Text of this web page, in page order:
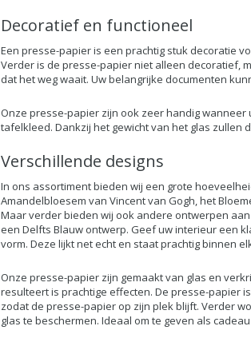
Decoratief en functioneel
Een presse-papier is een prachtig stuk decoratie
Verder is de presse-papier niet alleen decoratief,
dat het weg waait. Uw belangrijke documenten
Onze presse-papier zijn ook zeer handig
tafelkleed. Dankzij het gewicht van het glas
Verschillende designs
In ons assortiment bieden wij een grote
Amandelbloesem van Vincent van Gogh, het
Maar verder bieden wij ook andere ontwerpen
een Delfts Blauw ontwerp. Geef uw interieur een
vorm. Deze lijkt net echt en staat prachtig binnen
Onze presse-papier zijn gemaakt van glas en
resulteert is prachtige effecten. De presse-papier
zodat de presse-papier op zijn plek blijft. Verder
glas te beschermen. Ideaal om te geven als